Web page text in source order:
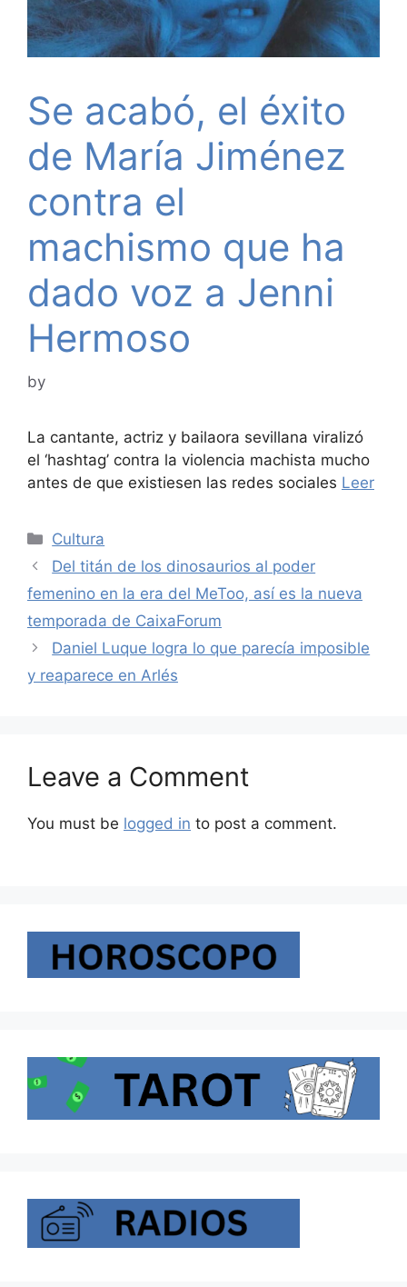
Se acabó, el éxito
de María Jiménez
contra el
machismo que ha
dado voz a Jenni
Hermoso
by
La cantante, actriz y bailaora sevillana viralizó
el ‘hashtag’ contra la violencia machista mucho
antes de que existiesen las redes sociales Leer
Categories
Cultura
Del titán de los dinosaurios al poder
femenino en la era del MeToo, así es la nueva
temporada de CaixaForum
Daniel Luque logra lo que parecía imposible
y reaparece en Arlés
Leave a Comment
You must be logged in to post a comment.